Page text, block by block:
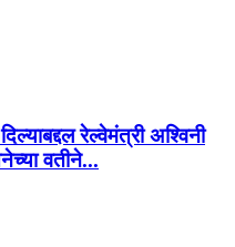
रेल्वेमंत्री अश्विनी
वतीने...